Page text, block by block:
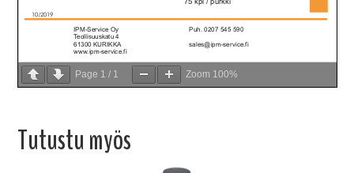
Page 1 / 1 Zoom 100%
Tutustu myös